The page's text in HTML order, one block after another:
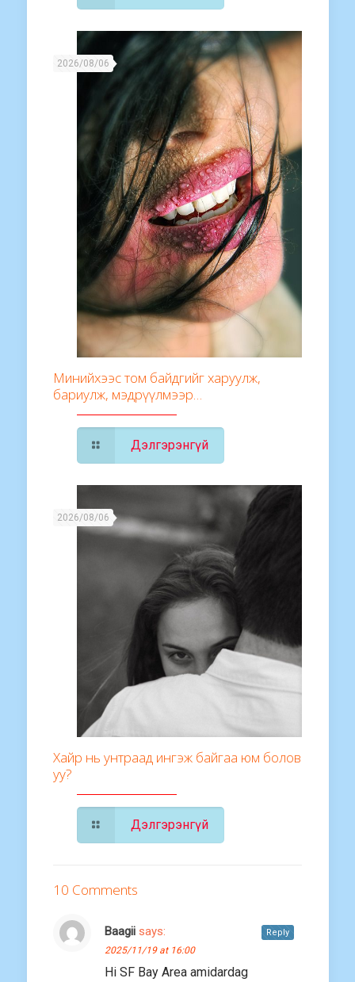
2026/08/06
Минийхээс том байдгийг харуулж,
бариулж, мэдрүүлмээр…
Дэлгэрэнгүй
2026/08/06
Хайр нь унтраад ингэж байгаа юм болов
уу?
Дэлгэрэнгүй
10 Comments
Baagii says:
2025/11/19 at 16:00
Hi SF Bay Area amidardag
Reply